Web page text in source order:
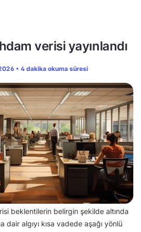
verisi yayınlandı
• 4 dakika okuma süresi
beklentilerin belirgin şekilde altında
dair algıyı kısa vadede aşağı yönlü